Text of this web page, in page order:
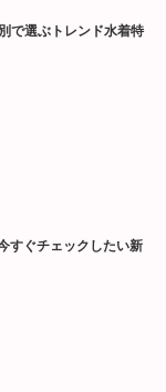
で選ぶトレンド水着特
すぐチェックしたい新